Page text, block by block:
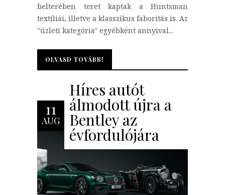
belterében teret kaptak a Huntsman
textíliái, illetve a klasszikus faborítás is. Az
"üzleti kategória" egyébként annyival...
OLVASD TOVÁBB!
OLVASD TOVÁBB!
11
AUG
Híres autót
álmodott újra a
Bentley az
évfordulójára